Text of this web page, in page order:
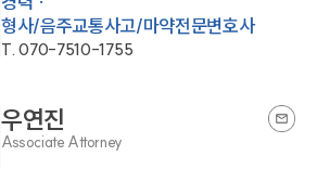
형사/음주교통사고/마약전문변호사
T.070-7510-1755
우연진
Associate Attorney